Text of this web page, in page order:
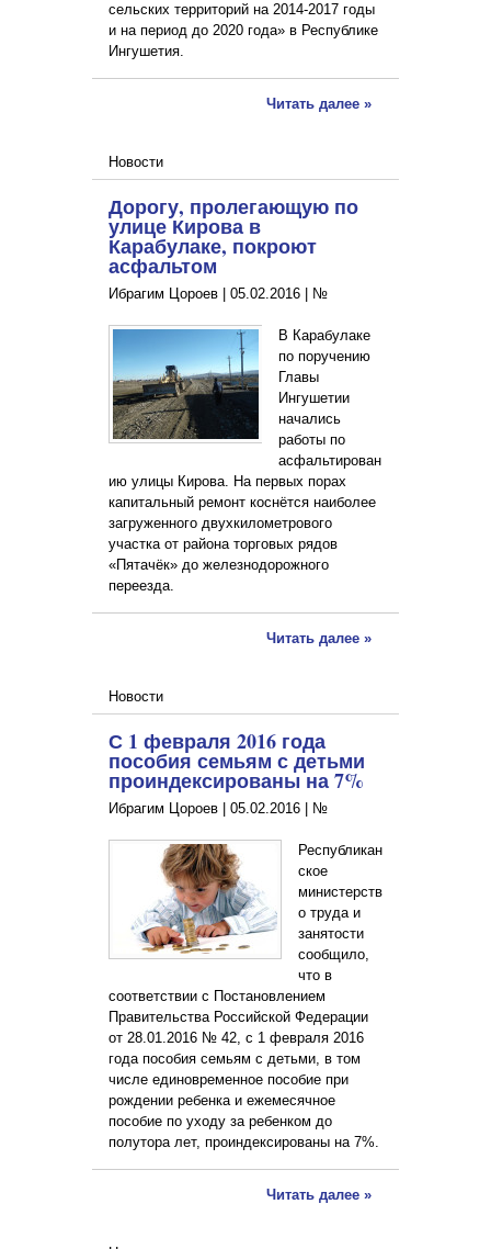
сельских территорий на 2014-2017 годы
и на период до 2020 года» в Республике
Ингушетия.
Читать далее »
Новости
Дорогу, пролегающую по
улице Кирова в
Карабулаке, покроют
асфальтом
Ибрагим Цороев | 05.02.2016 №
В Карабулаке
по поручению
Главы
Ингушетии
начались
работы по
асфальтирован
ию улицы Кирова. На первых порах
капитальный ремонт коснётся наиболее
загруженного двухкилометрового
участка от района торговых рядов
«Пятачёк» до железнодорожного
переезда.
Читать далее »
Новости
С 1 февраля 2016 года
пособия семьям с детьми
проиндексированы на 7%
Ибрагим Цороев | 05.02.2016 №
Республикан
ское
министерств
о труда и
занятости
сообщило,
что в
соответствии с Постановлением
Правительства Российской Федерации
от 28.01.2016 № 42, с 1 февраля 2016
года пособия семьям с детьми, в том
числе единовременное пособие при
рождении ребенка и ежемесячное
пособие по уходу за ребенком до
полутора лет, проиндексированы на 7%.
Читать далее »